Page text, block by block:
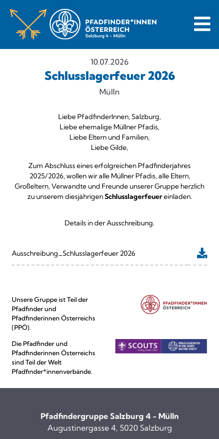
10.07.2026
Schlusslagerfeuer 2026
Mülln
Liebe PfadfinderInnen, Salzburg,
Liebe ehemalige Müllner Pfadis,
Liebe Eltern und Familien,
Liebe Gilde,
Zum Abschluss eines erfolgreichen Pfadfinderjahres
2025/2026, wollen wir alle Müllner Pfadis, alle Eltern,
Großeltern, Verwandte und Freunde unserer Gruppe herzlich
zu unserem diesjährigenSchlusslagerfeuereinladen.
Details in der Ausschreibung.
Ausschreibung_Schlusslagerfeuer 2026
Unsere Gruppe ist Teil der
Pfadfinder und
Pfadfinderinnen Österreichs
(PPÖ).
Die Pfadfinder und
Pfadfinderinnen Österreichs
sind Teil der Welt
Pfadfinder*innenverbände.
Pfadfindergruppe Salzburg 4 - Mülln
Augustinergasse 4, 5020 Salzburg